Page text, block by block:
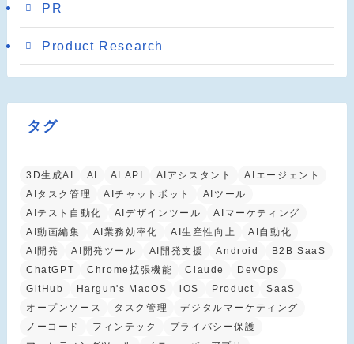
PR
Product Research
タグ
3D生成AI AI AI API AIアシスタント
AIエージェント
AIタスク管理
AIチャットボット
AIツール
AIテスト自動化
AIデザインツール
AIマーケティング
AI動画編集
AI業務効率化 AI生産性向上
AI自動化
AI開発
AI開発ツール AI開発支援 Android
B2B SaaS
ChatGPT
Chrome拡張機能 Claude
DevOps
GitHub
Hargun's MacOS iOS Product
SaaS
オープンソース
タスク管理
デジタルマーケティング
ノーコード
フィンテック
プライバシー保護